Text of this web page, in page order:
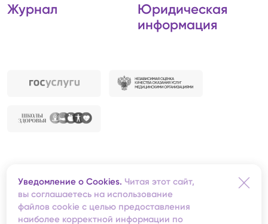
Журнал
Юридическая
информация
Автономная некоммерческая организация
«Центральная клиническая медико-санитарная
часть»
— создание сайта
Уведомление о Cookies. Читая этот сайт,
вы соглашаетесь на использование
файлов cookie с целью предоставления
наиболее корректной информации по